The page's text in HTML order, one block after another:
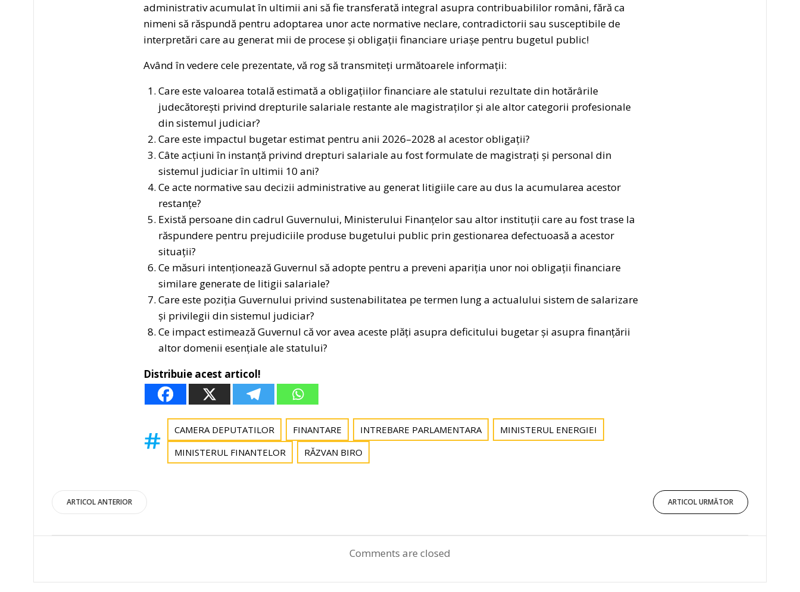
administrativ acumulat în ultimii ani să fie transferată integral asupra contribuabililor români, fără ca
nimeni să răspundă pentru adoptarea unor acte normative neclare, contradictorii sau susceptibile de
interpretări care au generat mii de procese și obligații financiare uriașe pentru bugetul public!
Având în vedere cele prezentate, vă rog să transmiteți următoarele informații:
Care este valoarea totală estimată a obligațiilor financiare ale statului rezultate din hotărârile
judecătorești privind drepturile salariale restante ale magistraților și ale altor categorii profesionale
din sistemul judiciar?
Care este impactul bugetar estimat pentru anii 2026–2028 al acestor obligații?
Câte acțiuni în instanță privind drepturi salariale au fost formulate de magistrați și personal din
sistemul judiciar în ultimii 10 ani?
Ce acte normative sau decizii administrative au generat litigiile care au dus la acumularea acestor
restanțe?
Există persoane din cadrul Guvernului, Ministerului Finanțelor sau altor instituții care au fost trase la
răspundere pentru prejudiciile produse bugetului public prin gestionarea defectuoasă a acestor
situații?
Ce măsuri intenționează Guvernul să adopte pentru a preveni apariția unor noi obligații financiare
similare generate de litigii salariale?
Care este poziția Guvernului privind sustenabilitatea pe termen lung a actualului sistem de salarizare
și privilegii din sistemul judiciar?
Ce impact estimează Guvernul că vor avea aceste plăți asupra deficitului bugetar și asupra finanțării
altor domenii esențiale ale statului?
Distribuie acest articol!
CAMERA DEPUTATILOR FINANTARE INTREBARE PARLAMENTARA
MINISTERUL ENERGIEI
MINISTERUL FINANTELOR
RĂZVAN BIRO
Post
navigation
ARTICOL ANTERIOR
navigation
ARTICOL URMĂTOR
Comments are closed